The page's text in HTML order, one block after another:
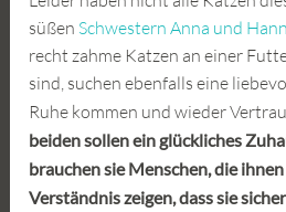
süßen Schwestern Anna und
recht zahme Katzen an einer
sind, suchen ebenfalls eine
Ruhe kommen und wieder
beiden sollen ein glückliches
brauchen sie Menschen, die
Verständnis zeigen, dass sie